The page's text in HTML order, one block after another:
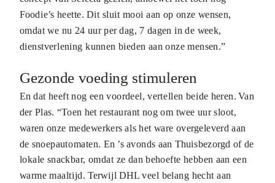
Foodie’s heette. Dit sluit mooi aan op onze wensen,
omdat we nu 24 uur per dag, 7 dagen in de week,
dienstverlening kunnen bieden aan onze mensen.”
Gezonde voeding stimuleren
En dat heeft nog een voordeel, vertellen beide heren. Van
der Plas. “Toen het restaurant nog om twee uur sloot,
waren onze medewerkers als het ware overgeleverd aan
de snoepautomaten. En ’s avonds aan Thuisbezorgd of de
lokale snackbar, omdat ze dan behoefte hebben aan een
warme maaltijd. Terwijl DHL veel belang hecht aan